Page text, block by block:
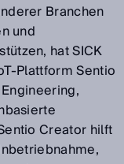
Branchen
und
hat SICK
Plattform Sentio
Creator hilft